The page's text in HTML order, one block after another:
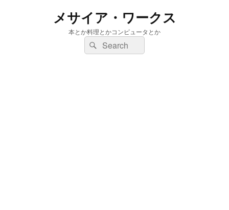
メサイア・ワークス
本とか料理とかコンピュータとか
検
索:
検
索